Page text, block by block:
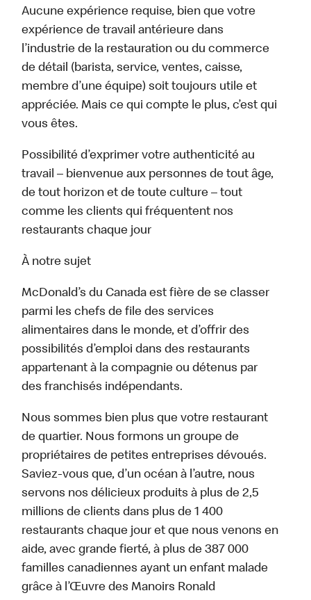
Aucune expérience requise, bien que votre
expérience de travail antérieure dans
l’industrie de la restauration ou du commerce
de détail (barista, service, ventes, caisse,
membre d’une équipe) soit toujours utile et
appréciée. Mais ce qui compte le plus, c’est qui
vous êtes.
Possibilité d’exprimer votre authenticité au
travail – bienvenue aux personnes de tout âge,
de tout horizon et de toute culture – tout
comme les clients qui fréquentent nos
restaurants chaque jour
À notre sujet
McDonald’s du Canada est fière de se classer
parmi les chefs de file des services
alimentaires dans le monde, et d’offrir des
possibilités d’emploi dans des restaurants
appartenant à la compagnie ou détenus par
des franchisés indépendants.
Nous sommes bien plus que votre restaurant
de quartier. Nous formons un groupe de
propriétaires de petites entreprises dévoués.
Saviez-vous que, d’un océan à l’autre, nous
servons nos délicieux produits à plus de 2,5
millions de clients dans plus de 1 400
restaurants chaque jour et que nous venons en
aide, avec grande fierté, à plus de 387 000
familles canadiennes ayant un enfant malade
grâce à l’Œuvre des Manoirs Ronald